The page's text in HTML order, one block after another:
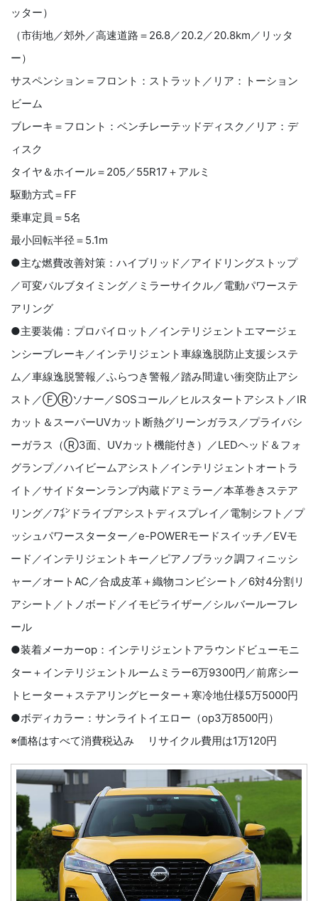
ッター）
（市街地／郊外／高速道路＝26.8／20.2／20.8km／リッタ
ー）
サスペンション＝フロント：ストラット／リア：トーション
ビーム
ブレーキ＝フロント：ベンチレーテッドディスク／リア：デ
ィスク
タイヤ＆ホイール＝205／55R17＋アルミ
駆動方式＝FF
乗車定員＝5名
最小回転半径＝5.1m
●主な燃費改善対策：ハイブリッド／アイドリングストップ
／可変バルブタイミング／ミラーサイクル／電動パワーステ
アリング
●主要装備：プロパイロット／インテリジェントエマージェ
ンシーブレーキ／インテリジェント車線逸脱防止支援システ
ム／車線逸脱警報／ふらつき警報／踏み間違い衝突防止アシ
スト／ⒻⓇソナー／SOSコール／ヒルスタートアシスト／IR
カット＆スーパーUVカット断熱グリーンガラス／プライバシ
ーガラス（Ⓡ3面、UVカット機能付き）／LEDヘッド＆フォ
グランプ／ハイビームアシスト／インテリジェントオートラ
イト／サイドターンランプ内蔵ドアミラー／本革巻きステア
リング／7㌅ドライブアシストディスプレイ／電制シフト／プ
ッシュパワースターター／e-POWERモードスイッチ／EVモ
ード／インテリジェントキー／ピアノブラック調フィニッシ
ャー／オートAC／合成皮革＋織物コンビシート／6対4分割リ
アシート／トノボード／イモビライザー／シルバールーフレ
ール
●装着メーカーop：インテリジェントアラウンドビューモニ
ター＋インテリジェントルームミラー6万9300円／前席シー
トヒーター＋ステアリングヒーター＋寒冷地仕様5万5000円
●ボディカラー：サンライトイエロー（op3万8500円）
※価格はすべて消費税込み リサイクル費用は1万120円